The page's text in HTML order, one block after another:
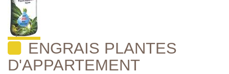
ENGRAIS PLANTES
D'APPARTEMENT